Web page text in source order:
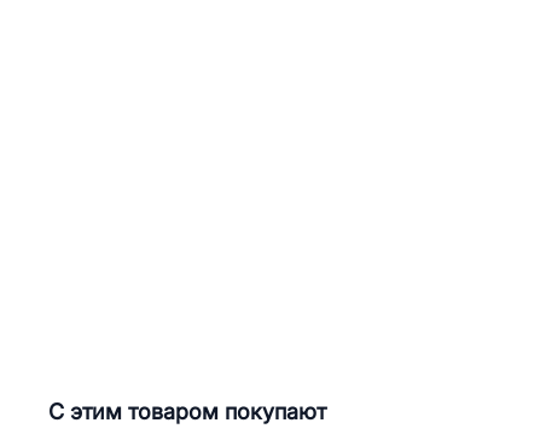
С этим товаром покупают